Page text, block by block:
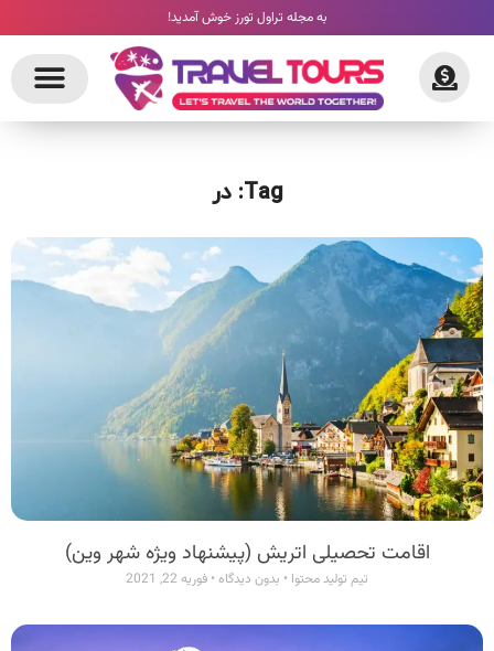
به مجله تراول تورز خوش آمدید!
Tag: در
اقامت تحصیلی اتریش (پیشنهاد ویژه شهر وین)
تیم تولید محتوا بدون دیدگاه فوریه 22, 2021